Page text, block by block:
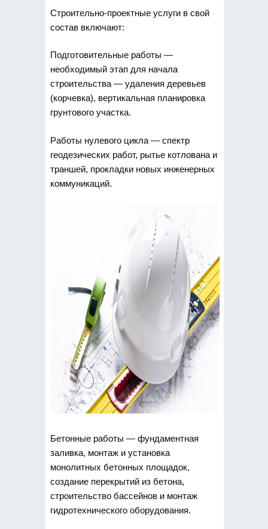
Строительно-проектные услуги в свой
состав включают:
Подготовительные работы —
необходимый этап для начала
строительства — удаления деревьев
(корчевка), вертикальная планировка
грунтового участка.
Работы нулевого цикла — спектр
геодезических работ, рытье котлована и
траншей, прокладки новых инженерных
коммуникаций.
Бетонные работы — фундаментная
заливка, монтаж и установка
монолитных бетонных площадок,
создание перекрытий из бетона,
строительство бассейнов и монтаж
гидротехнического оборудования.